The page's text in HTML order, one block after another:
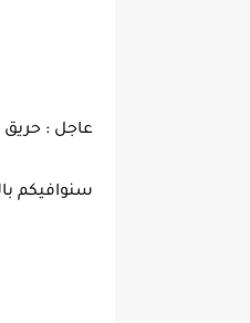
عاجل : حريق
سنوافيكم